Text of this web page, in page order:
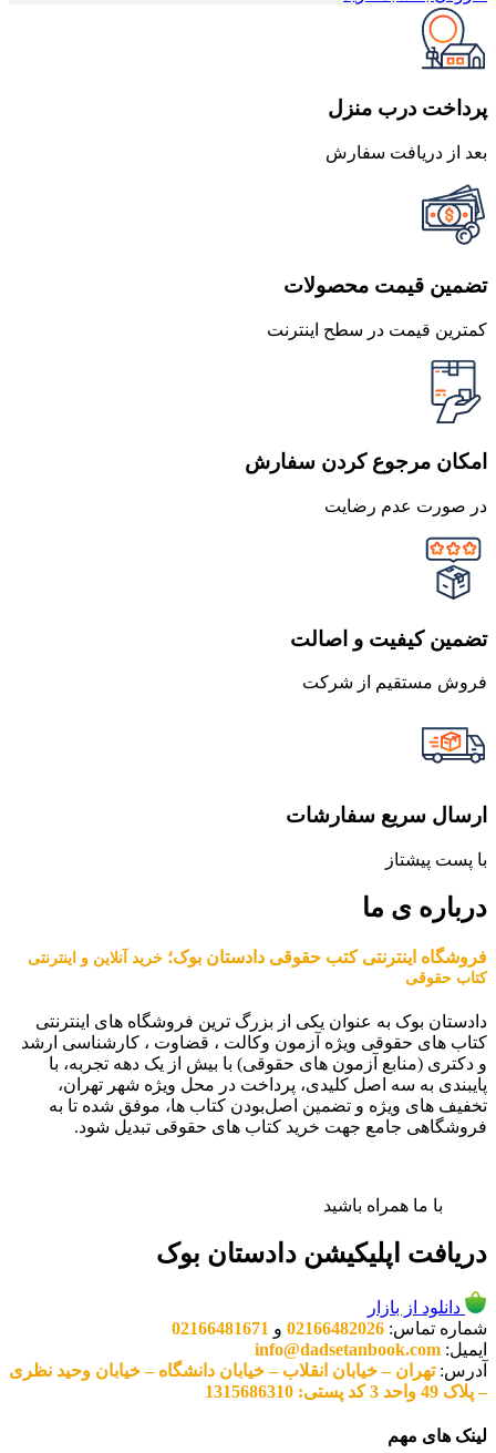
پرداخت درب منزل
بعد از دریافت سفارش
تضمین قیمت محصولات
کمترین قیمت در سطح اینترنت
امکان مرجوع کردن سفارش
در صورت عدم رضایت
تضمین کیفیت و اصالت
فروش مستقیم از شرکت
ارسال سریع سفارشات
با پست پیشتاز
درباره ی ما
فروشگاه اینترنتی کتب حقوقی دادستان بوک؛ خرید آنلاین و اینترنتی
کتاب حقوقی
دادستان بوک به عنوان یکی از بزرگ ترین فروشگاه های اینترنتی
کتاب های حقوقی ویژه آزمون وکالت ، قضاوت ، کارشناسی ارشد
و دکتری (منابع آزمون های حقوقی) با بیش از یک دهه تجربه، با
پایبندی به سه اصل کلیدی، پرداخت در محل ویژه شهر تهران،
تخفیف های ویژه و تضمین اصل‌بودن کتاب ها، موفق شده تا به
فروشگاهی جامع جهت خرید کتاب های حقوقی تبدیل شود.
با ما همراه باشید
دریافت اپلیکیشن دادستان بوک
دانلود از بازار
شماره تماس: 02166482026 و 02166481671
ایمیل: info@dadsetanbook.com
آدرس:تهران – خیابان انقلاب – خیابان دانشگاه – خیابان وحید نظری
– پلاک 49 واحد 3 کد پستی: 1315686310
لینک های مهم